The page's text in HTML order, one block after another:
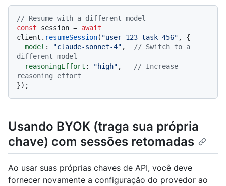
// Resume with a different model
const session = await
client. resumeSession( "user-123-task-456" , {
model : "claude-sonnet-4" , // Switch to a
different model
reasoningEffort : "high" , // Increase
reasoning effort
Usando BYOK (traga sua própria
chave) com sessões retomadas
Ao usar suas próprias chaves de API, você deve
fornecer novamente a configuração do provedor ao